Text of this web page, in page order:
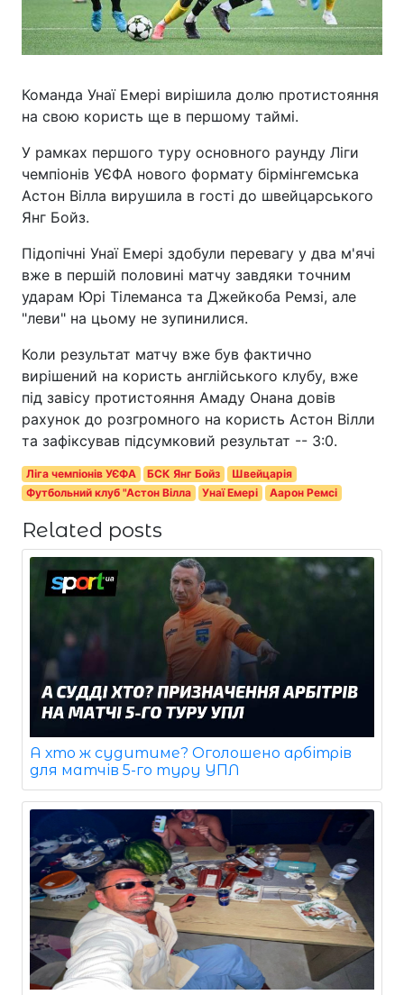
Команда Унаї Емері вирішила долю протистояння
на свою користь ще в першому таймі.
У рамках першого туру основного раунду Ліги
чемпіонів УЄФА нового формату бірмінгемська
Астон Вілла вирушила в гості до швейцарського
Янг Бойз.
Підопічні Унаї Емері здобули перевагу у два м'ячі
вже в першій половині матчу завдяки точним
ударам Юрі Тілеманса та Джейкоба Ремзі, але
"леви" на цьому не зупинилися.
Коли результат матчу вже був фактично
вирішений на користь англійського клубу, вже
під завісу протистояння Амаду Онана довів
рахунок до розгромного на користь Астон Вілли
та зафіксував підсумковий результат -- 3:0.
Ліга чемпіонів УЄФА БСК Янг Бойз
Швейцарія
Футбольний клуб "Астон Вілла
Унаї Емері Аарон Ремсі
Related posts
А хто ж судитиме? Оголошено арбітрів
для матчів 5-го туру УПЛ